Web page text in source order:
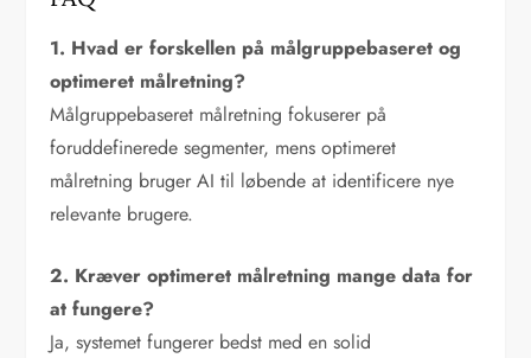
1. Hvad er forskellen på målgruppebaseret og
optimeret målretning?
Målgruppebaseret målretning fokuserer på
foruddefinerede segmenter, mens optimeret
målretning bruger AI til løbende at identificere nye
relevante brugere.
2. Kræver optimeret målretning mange data for
at fungere?
Ja, systemet fungerer bedst med en solid